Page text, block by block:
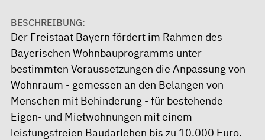
BESCHREIBUNG:
Der Freistaat Bayern fördert im Rahmen des
Bayerischen Wohnbauprogramms unter
bestimmten Voraussetzungen die Anpassung von
Wohnraum - gemessen an den Belangen von
Menschen mit Behinderung - für bestehende
Eigen- und Mietwohnungen mit einem
leistungsfreien Baudarlehen bis zu 10.000 Euro.